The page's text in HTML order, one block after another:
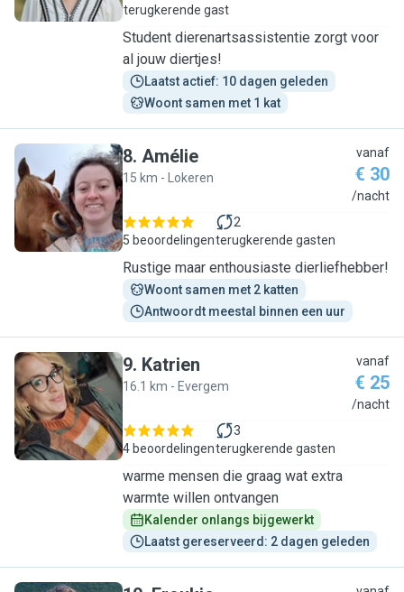
terugkerende gast
Student dierenartsassistentie zorgt voor
al jouw diertjes!
Laatst actief: 10 dagen geleden
Woont samen met 1 kat
A
8. Amélie
15 km - Lokeren
vanaf
€ 30
/nacht
5 beoordelingen
2
terugkerende gasten
Rustige maar enthousiaste dierliefhebber!
Woont samen met 2 katten
Antwoordt meestal binnen een uur
K
9. Katrien
16.1 km - Evergem
vanaf
€ 25
/nacht
4 beoordelingen
3
terugkerende gasten
warme mensen die graag wat extra
warmte willen ontvangen
Kalender onlangs bijgewerkt
Laatst gereserveerd: 2 dagen geleden